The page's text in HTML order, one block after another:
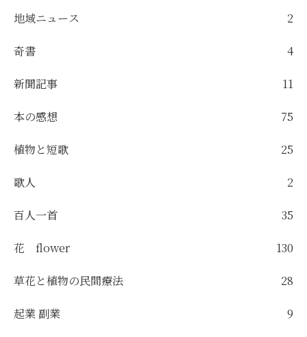
地域ニュース 2
奇書 4
新聞記事 11
本の感想 75
植物と短歌 25
歌人 2
百人一首 35
花 flower 130
草花と植物の民間療法 28
起業 副業 9